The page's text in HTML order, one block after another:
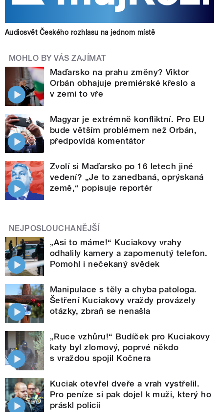
Audiosvět Českého rozhlasu na jednom místě
MOHLO BY VÁS ZAJÍMAT
Maďarsko na prahu změny? Viktor
Orbán obhajuje premiérské křeslo a
v zemi to vře
Magyar je extrémně konfliktní. Pro EU
bude větším problémem než Orbán,
předpovídá komentátor
Zvolí si Maďarsko po 16 letech jiné
vedení? „Je to zanedbaná, oprýskaná
země,“ popisuje reportér
NEJPOSLOUCHANĚJŠÍ
„Asi to máme!“ Kuciakovy vrahy
odhalily kamery a zapomenutý telefon.
Pomohl i nečekaný svědek
Manipulace s těly a chyba patologa.
Šetření Kuciakovy vraždy provázely
otázky, zbraň se nenašla
„Ruce vzhůru!“ Budíček pro Kuciakovy
katy byl zlomový, poprvé někdo
s vraždou spojil Kočnera
Kuciak otevřel dveře a vrah vystřelil.
Pro peníze si pak dojel k muži, který ho
práskl policii